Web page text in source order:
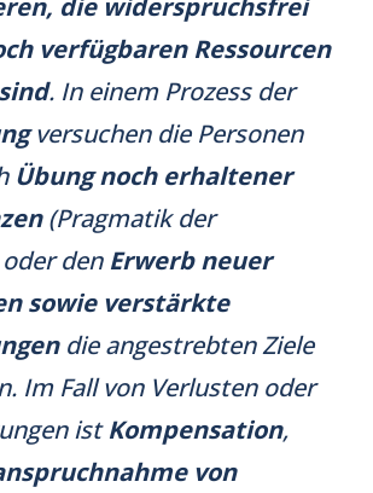
die widerspruchsfrei
verfügbaren Ressourcen
. In einem Prozess der
versuchen die Personen
Übung noch erhaltener
(Pragmatik der
den Erwerb neuer
sowie verstärkte
die angestrebten Ziele
Im Fall von Verlusten oder
istKompensation,
von